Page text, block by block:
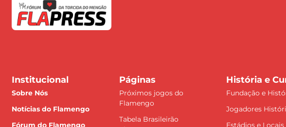
Institucional
Sobre Nós
Notícias do Flamengo
Fórum do Flamengo
Páginas
Próximos jogos do
Flamengo
Tabela Brasileirão
História e
Fundação e
Jogadores
Estádios e